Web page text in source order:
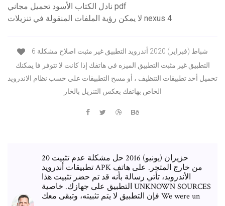
نادل الكتاب الأسود تحميل مجاني pdf
لا يمكن رؤية الملفات المنقولة في تنزيلات nexus 4
6 شباط (فبراير) 2020 أندرويد التطبيق غير مثبت اصلاح مشكلة
التطبيق غير مثبت التطبيق الميزه في هاتفك إذا كانت لا تتوفر فا يمكنك
تحميل أحد تطبيقات التنظيف ، أو مسح التطبيقات علي حسب نظام الاندرويد
الخاص بهاتفك بعكس التنزيل بالخار
20 حزيران (يونيو) 2016 حل مشكلة عدم تثبيت
تطبيقات أندرويد APK من خارج المتجر. على هاتف
الأندرويد، تأتي رسالة بأنه قد تم حضر تثبيت هذا
التطبيق على جهازك. خاصية UNKNOWN SOURCES
فإن التطبيق لا يتم تثبيته، وتبقى معك We were un